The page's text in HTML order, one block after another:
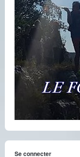
Se connecter